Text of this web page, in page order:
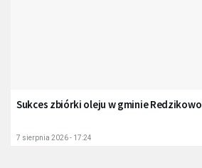
Sukces zbiórki oleju w gminie Redzikowo
7 sierpnia 2026 - 17:24